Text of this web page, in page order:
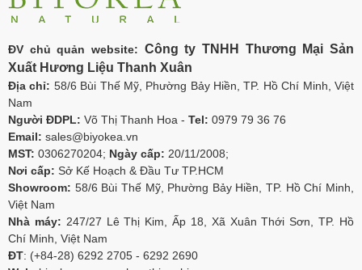
ĐV chủ quản website: Công ty TNHH Thương Mại Sản
Xuất Hương Liệu Thanh Xuân
Địa chỉ: 58/6 Bùi Thế Mỹ, Phường Bảy Hiền, TP. Hồ Chí Minh, Việt
Nam
Người ĐDPL: Võ Thị Thanh Hoa - Tel: 0979 79 36 76
Email: sales@biyokea.vn
MST: 0306270204; Ngày cấp: 20/11/2008;
Nơi cấp: Sở Kế Hoạch & Đầu Tư TP.HCM
Showroom: 58/6 Bùi Thế Mỹ, Phường Bảy Hiền, TP. Hồ Chí Minh,
Việt Nam
Nhà máy: 247/27 Lê Thị Kim, Ấp 18, Xã Xuân Thới Sơn, TP. Hồ
Chí Minh, Việt Nam
ĐT: (+84-28) 6292 2705 - 6292 2690